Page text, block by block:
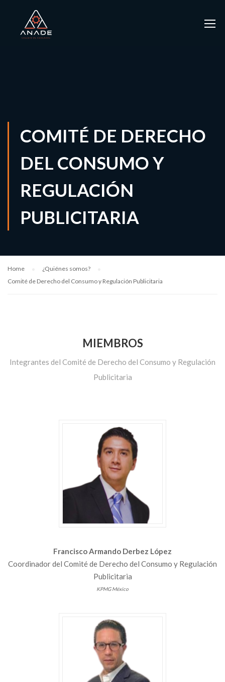
COMITÉ DE DERECHO
DEL CONSUMO Y
REGULACIÓN
PUBLICITARIA
Home
¿Quiénes somos?
Comité de Derecho del Consumo y Regulación Publicitaria
MIEMBROS
Integrantes del Comité de Derecho del Consumo y Regulación
Publicitaria
Francisco Armando Derbez López
Coordinador del Comité de Derecho del Consumo y Regulación
Publicitaria
KPMG México